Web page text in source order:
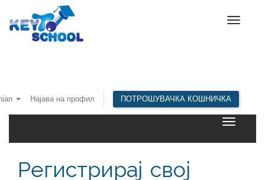
Toggle
Најава на профил ПОТРОШУВАЧКА КОШНИЧКА
Toggle
Регистрирај свој